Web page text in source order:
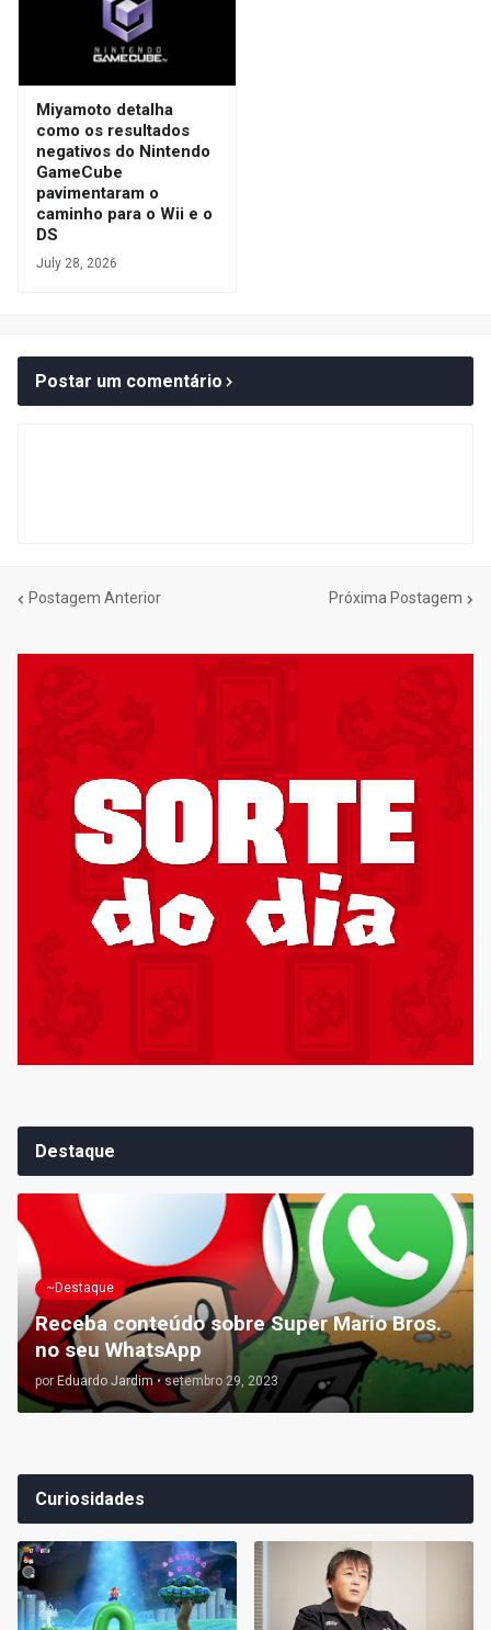
Miyamoto detalha
como os resultados
negativos do Nintendo
GameCube
pavimentaram o
caminho para o Wii e o
DS
July 28, 2026
Postar um comentário
Postagem Anterior Próxima Postagem
Destaque
~Destaque
Receba conteúdo sobre Super Mario Bros.
no seu WhatsApp
por Eduardo Jardim • setembro 29, 2023
Curiosidades